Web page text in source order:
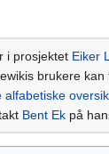
i prosjektet Eiker
brukere
alfabetiske
Bent Ekpå